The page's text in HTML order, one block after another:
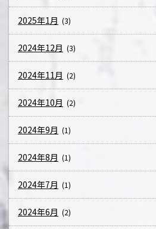
2025年1月 (3)
2024年12月 (3)
2024年11月 (2)
2024年10月 (2)
2024年9月 (1)
2024年8月 (1)
2024年7月 (1)
2024年6月 (2)